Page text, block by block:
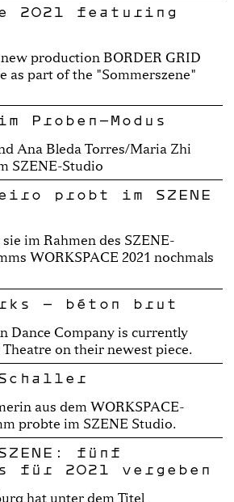
2021 featuring
production BORDER GRID
as part of the "Sommerszene"
Proben-Modus
Ana Bleda Torres/Maria Zhi
SZENE-Studio
probt im SZENE
im Rahmen des SZENE-
WORKSPACE 2021 nochmals
- béton brut
Dance Company is currently
on their newest piece.
aus dem WORKSPACE-
probte im SZENE Studio.
SZENE: fünf
für 2021 vergeben
hat unter dem Titel